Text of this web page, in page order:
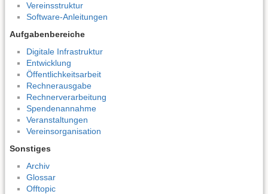
Vereinsstruktur
Software-Anleitungen
Aufgabenbereiche
Digitale Infrastruktur
Entwicklung
Öffentlichkeitsarbeit
Rechnerausgabe
Rechnerverarbeitung
Spendenannahme
Veranstaltungen
Vereinsorganisation
Sonstiges
Archiv
Glossar
Offtopic